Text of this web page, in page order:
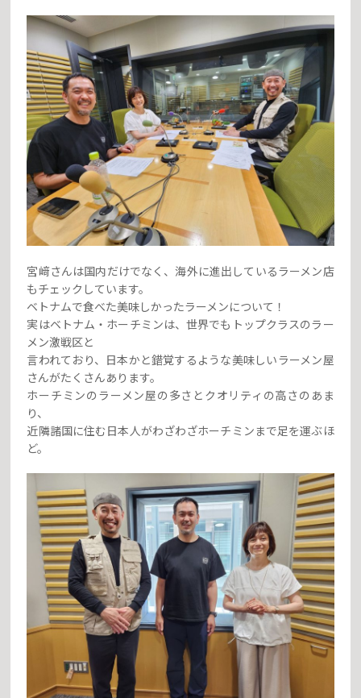
宮﨑さんは国内だけでなく、海外に進出しているラーメン店
もチェックしています。
ベトナムで食べた美味しかったラーメンについて！
実はベトナム・ホーチミンは、世界でもトップクラスのラー
メン激戦区と
言われており、日本かと錯覚するような美味しいラーメン屋
さんがたくさんあります。
ホーチミンのラーメン屋の多さとクオリティの高さのあま
り、
近隣諸国に住む日本人がわざわざホーチミンまで足を運ぶほ
ど。